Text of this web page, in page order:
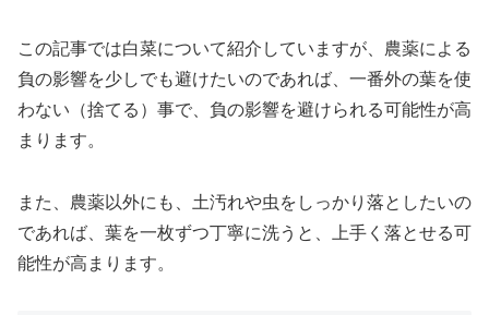
この記事では白菜について紹介していますが、農薬による
負の影響を少しでも避けたいのであれば、一番外の葉を使
わない（捨てる）事で、負の影響を避けられる可能性が高
まります。
また、農薬以外にも、土汚れや虫をしっかり落としたいの
であれば、葉を一枚ずつ丁寧に洗うと、上手く落とせる可
能性が高まります。